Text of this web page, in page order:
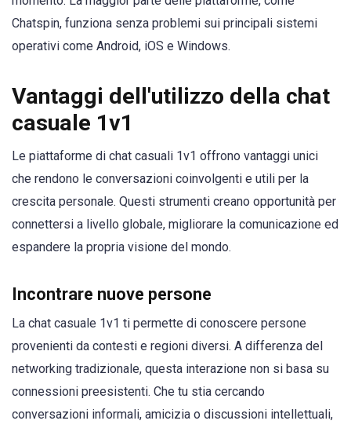
Chatspin, funziona senza problemi sui principali sistemi
operativi come Android, iOS e Windows.
Vantaggi dell'utilizzo della chat
casuale 1v1
Le piattaforme di chat casuali 1v1 offrono vantaggi unici
che rendono le conversazioni coinvolgenti e utili per la
crescita personale. Questi strumenti creano opportunità per
connettersi a livello globale, migliorare la comunicazione ed
espandere la propria visione del mondo.
Incontrare nuove persone
La chat casuale 1v1 ti permette di conoscere persone
provenienti da contesti e regioni diversi. A differenza del
networking tradizionale, questa interazione non si basa su
connessioni preesistenti. Che tu stia cercando
conversazioni informali, amicizia o discussioni intellettuali,